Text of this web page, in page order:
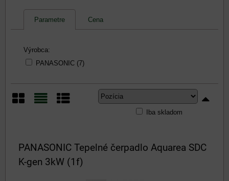
Parametre Cena
Výrobca:
PANASONIC (7)
Iba skladom
PANASONIC Tepelné čerpadlo Aquarea SDC
K-gen 3kW (1f)